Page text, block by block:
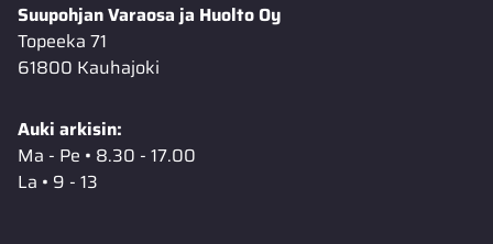
Suupohjan Varaosa ja Huolto Oy
Topeeka 71
61800 Kauhajoki
Auki arkisin:
Ma - Pe • 8.30 - 17.00
La • 9 - 13